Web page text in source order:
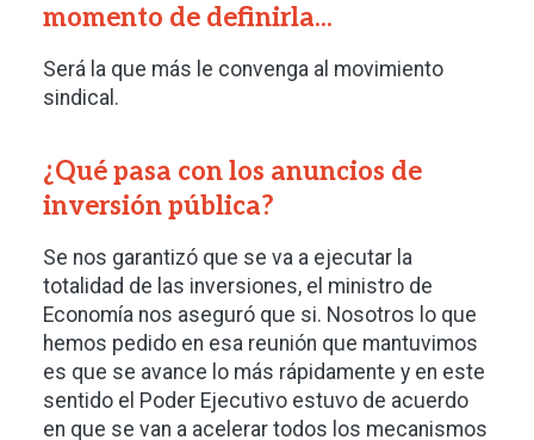
momento de definirla...
Será la que más le convenga al movimiento
sindical.
¿Qué pasa con los anuncios de
inversión pública?
Se nos garantizó que se va a ejecutar la
totalidad de las inversiones, el ministro de
Economía nos aseguró que si. Nosotros lo que
hemos pedido en esa reunión que mantuvimos
es que se avance lo más rápidamente y en este
sentido el Poder Ejecutivo estuvo de acuerdo
en que se van a acelerar todos los mecanismos